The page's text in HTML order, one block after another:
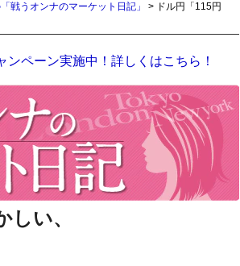
戦うオンナのマーケット日記」
> ドル円「115円
ペーン実施中！詳しくはこちら！
しい、